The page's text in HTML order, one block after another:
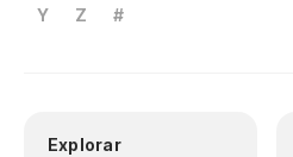
Y
Z #
Explorar